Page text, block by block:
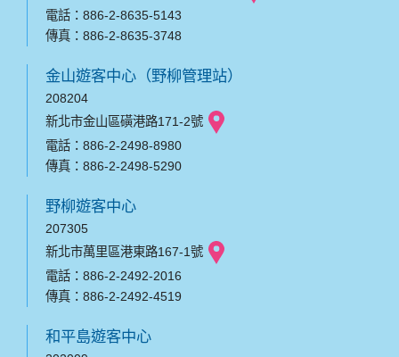
電話：886-2-8635-5143
傳真：886-2-8635-3748
金山遊客中心（野柳管理站）
208204
新北市金山區磺港路171-2號
電話：886-2-2498-8980
傳真：886-2-2498-5290
野柳遊客中心
207305
新北市萬里區港東路167-1號
電話：886-2-2492-2016
傳真：886-2-2492-4519
和平島遊客中心